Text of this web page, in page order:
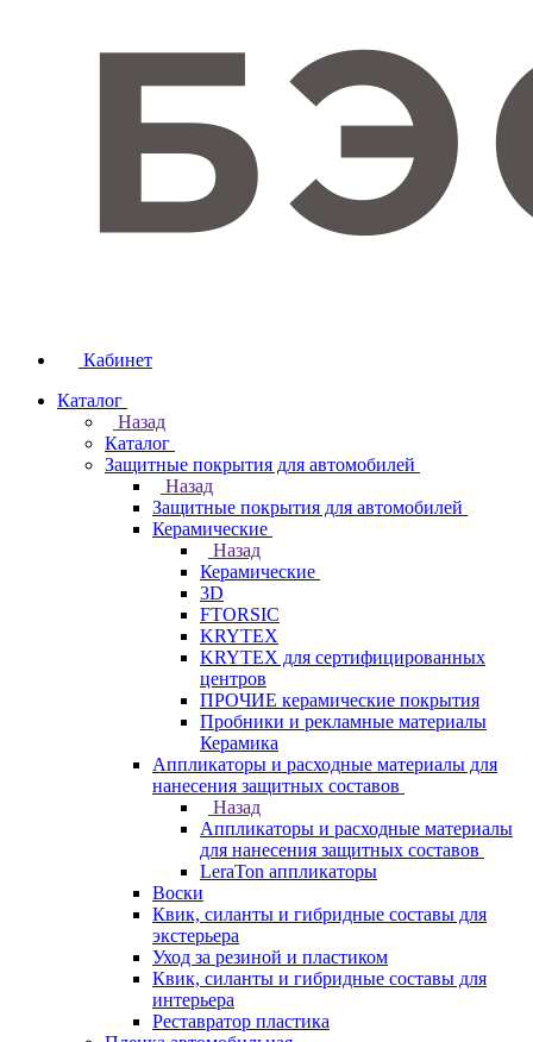
Кабинет
Каталог
Назад
Каталог
Защитные покрытия для автомобилей
Назад
Защитные покрытия для автомобилей
Керамические
Назад
Керамические
3D
FTORSIC
KRYTEX
KRYTEX для сертифицированных
центров
ПРОЧИЕ керамические покрытия
Пробники и рекламные материалы
Керамика
Аппликаторы и расходные материалы для
нанесения защитных составов
Назад
Аппликаторы и расходные материалы
для нанесения защитных составов
LeraTon аппликаторы
Воски
Квик, силанты и гибридные составы для
экстерьера
Уход за резиной и пластиком
Квик, силанты и гибридные составы для
интерьера
Реставратор пластика